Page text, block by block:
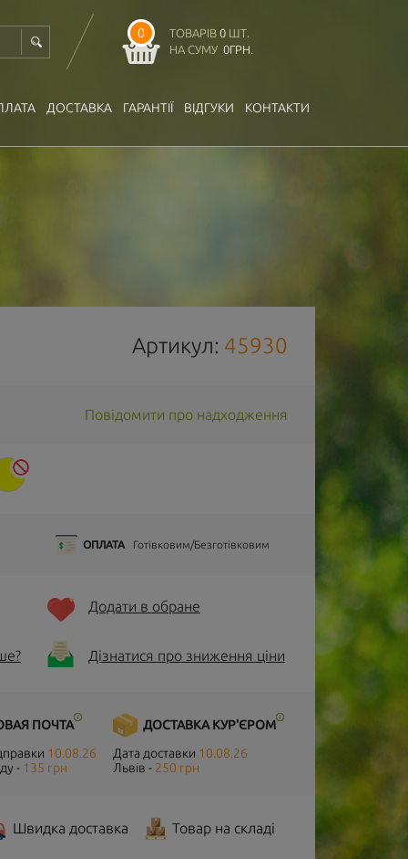
0 ТОВАРІВ 0 ШТ.
НА СУМУ 0ГРН.
ДОСТАВКА ГАРАНТІЇ ВІДГУКИ КОНТАКТИ
Артикул: 45930
Повідомити про надходження
ОПЛАТА Готівковим/Безготівковим
Додати в обране
Дізнатися про зниження ціни
ПОЧТА
10.08.26
- 135 грн
ДОСТАВКА КУР'ЄРОМ
Дата доставки 10.08.26
Львів - 250 грн
Швидка доставка Товар на складі